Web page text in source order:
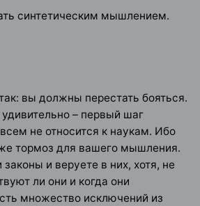
синтетическим мышлением.
вы должны перестать бояться.
– первый шаг
не относится к наукам. Ибо
тормоз для вашего мышления.
и веруете в них, хотя, не
ли они и когда они
множество исключений из